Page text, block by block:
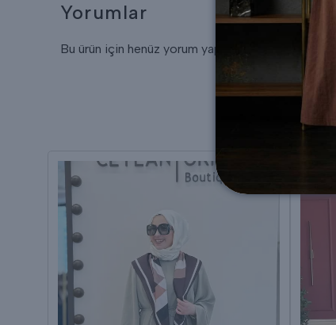
Yorumlar
Bu ürün için henüz yorum yapılmamış.